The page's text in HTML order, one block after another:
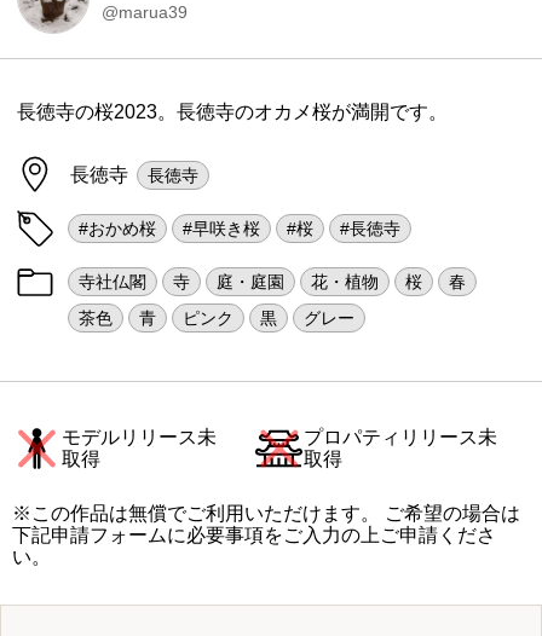
@marua39
長徳寺の桜2023。長徳寺のオカメ桜が満開です。
長徳寺 長徳寺
#おかめ桜 #早咲き桜 #桜 #長徳寺
寺社仏閣 寺 庭・庭園 花・植物 桜
春
茶色
青 ピンク 黒 グレー
モデルリリース未
取得
プロパティリリース未
取得
※この作品は無償でご利用いただけます。 ご希望の場合は
下記申請フォームに必要事項をご入力の上ご申請くださ
い。